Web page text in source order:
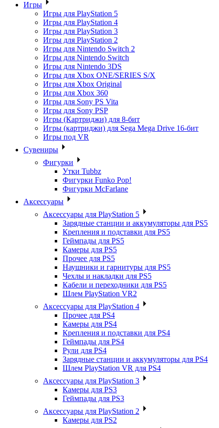
Игры
Игры для PlayStation 5
Игры для PlayStation 4
Игры для PlayStation 3
Игры для PlayStation 2
Игры для Nintendo Switch 2
Игры для Nintendo Switch
Игры для Nintendo 3DS
Игры для Xbox ONE/SERIES S/X
Игры для Xbox Original
Игры для Xbox 360
Игры для Sony PS Vita
Игры для Sony PSP
Игры (Картриджи) для 8-бит
Игры (картриджи) для Sega Mega Drive 16-бит
Игры под VR
Сувениры
Фигурки
Утки Tubbz
Фигурки Funko Pop!
Фигурки McFarlane
Аксессуары
Аксессуары для PlayStation 5
Зарядные станции и аккумуляторы для PS5
Крепления и подставки для PS5
Геймпады для PS5
Камеры для PS5
Прочее для PS5
Наушники и гарнитуры для PS5
Чехлы и накладки для PS5
Кабели и переходники для PS5
Шлем PlayStation VR2
Аксессуары для PlayStation 4
Прочее для PS4
Камеры для PS4
Крепления и подставки для PS4
Геймпады для PS4
Рули для PS4
Зарядные станции и аккумуляторы для PS4
Шлем PlayStation VR для PS4
Аксессуары для PlayStation 3
Камеры для PS3
Геймпады для PS3
Аксессуары для PlayStation 2
Камеры для PS2